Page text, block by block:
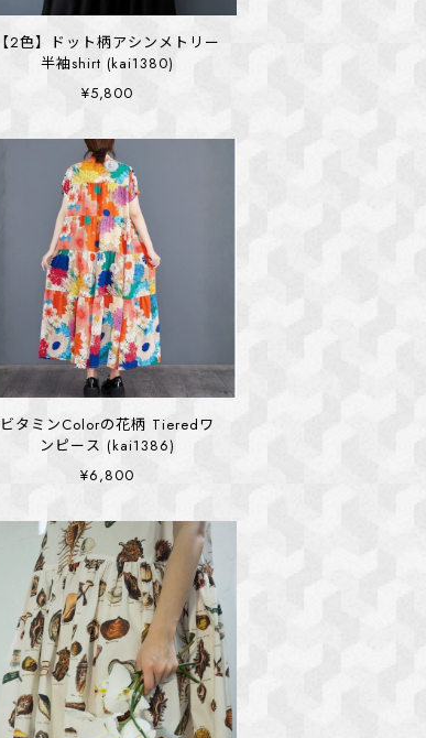
【2色】ドット柄アシンメトリー
半袖shirt (kai1380)
¥5,800
ビタミンColorの花柄 Tieredワ
ンピース (kai1386)
¥6,800